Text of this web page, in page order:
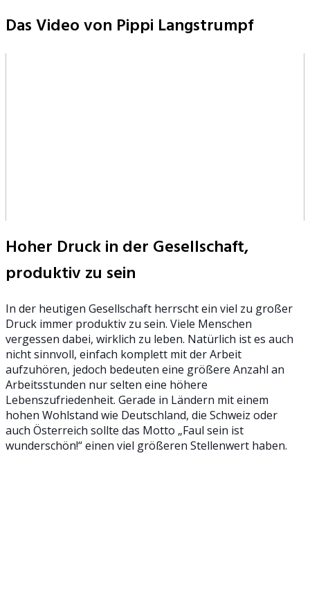
Das Video von Pippi Langstrumpf
Hoher Druck in der Gesellschaft,
produktiv zu sein
In der heutigen Gesellschaft herrscht ein viel zu großer
Druck immer produktiv zu sein. Viele Menschen
vergessen dabei, wirklich zu leben. Natürlich ist es auch
nicht sinnvoll, einfach komplett mit der Arbeit
aufzuhören, jedoch bedeuten eine größere Anzahl an
Arbeitsstunden nur selten eine höhere
Lebenszufriedenheit. Gerade in Ländern mit einem
hohen Wohlstand wie Deutschland, die Schweiz oder
auch Österreich sollte das Motto „Faul sein ist
wunderschön!“ einen viel größeren Stellenwert haben.